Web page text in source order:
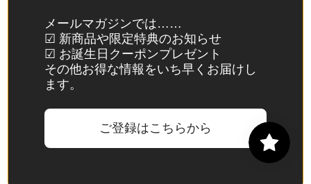
デン
(SEK
kr)
スバ
島・
メールマガジンでは……
☑ 新商品や限定特典のお知らせ
☑ お誕生日クーポンプレゼント
その他お得な情報をいち早くお届けし
ます。
ご登録はこちらから